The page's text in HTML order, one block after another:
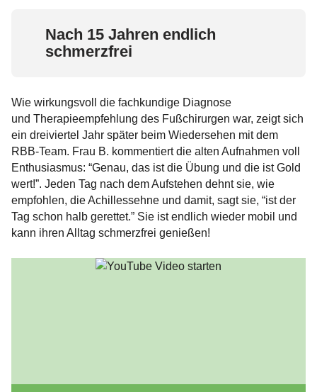
Nach 15 Jahren endlich
schmerzfrei
Wie wirkungsvoll die fachkundige Diagnose
und Therapieempfehlung des Fußchirurgen war, zeigt sich
ein dreiviertel Jahr später beim Wiedersehen mit dem
RBB-Team. Frau B. kommentiert die alten Aufnahmen voll
Enthusiasmus: “Genau, das ist die Übung und die ist Gold
wert!”. Jeden Tag nach dem Aufstehen dehnt sie, wie
empfohlen, die Achillessehne und damit, sagt sie, “ist der
Tag schon halb gerettet.” Sie ist endlich wieder mobil und
kann ihren Alltag schmerzfrei genießen!